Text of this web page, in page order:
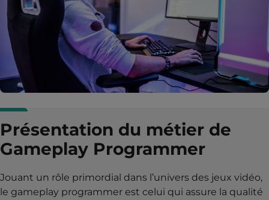
Présentation du métier de
Gameplay Programmer
Jouant un rôle primordial dans l’univers des jeux vidéo,
le gameplay programmer est celui qui assure la qualité